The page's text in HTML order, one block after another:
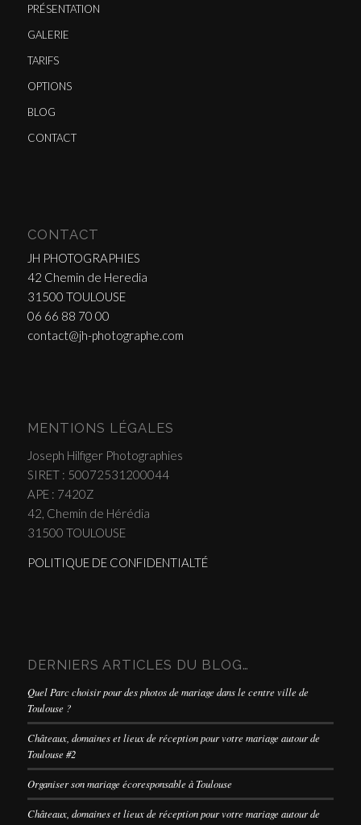
PRÉSENTATION
GALERIE
TARIFS
OPTIONS
BLOG
CONTACT
CONTACT
JH PHOTOGRAPHIES
42 Chemin de Heredia
31500 TOULOUSE
06 66 88 70 00
contact@jh-photographe.com
MENTIONS LÉGALES
Joseph Hilfiger Photographies
SIRET : 50072531200044
APE : 7420Z
42, Chemin de Hérédia
31500 TOULOUSE
POLITIQUE DE CONFIDENTIALTÉ
DERNIERS ARTICLES DU BLOG…
Quel Parc choisir pour des photos de mariage dans le centre ville de
Toulouse ?
Châteaux, domaines et lieux de réception pour votre mariage autour de
Toulouse #2
Organiser son mariage écoresponsable à Toulouse
Châteaux, domaines et lieux de réception pour votre mariage autour de